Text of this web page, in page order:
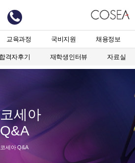
교육과정 국비지원 채용정보
격자후기 재학생인터뷰 자료실
코세아
Q&A
코세아 Q&A